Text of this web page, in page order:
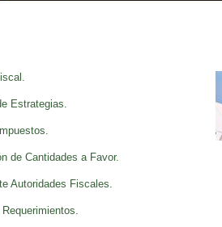
Estrategias.
de Cantidades a Favor.
Autoridades Fiscales.